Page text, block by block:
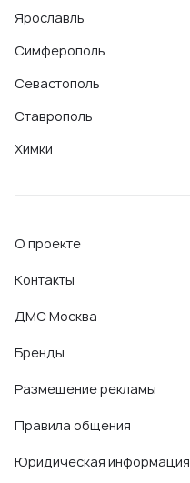
Ярославль
Симферополь
Севастополь
Ставрополь
Химки
О проекте
Контакты
ДМС Москва
Бренды
Размещение рекламы
Правила общения
Юридическая информация